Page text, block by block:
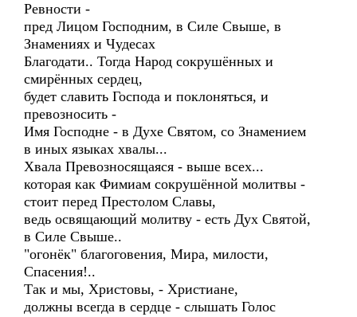
Ревности -
пред Лицом Господним, в Силе Свыше, в
Знамениях и Чудесах
Благодати.. Тогда Народ сокрушённых и
смирённых сердец,
будет славить Господа и поклоняться, и
превозносить -
Имя Господне - в Духе Святом, со Знамением
в иных языках хвалы...
Хвала Превозносящаяся - выше всех...
которая как Фимиам сокрушённой молитвы -
стоит перед Престолом Славы,
ведь освящающий молитву - есть Дух Святой,
в Силе Свыше..
"огонёк" благоговения, Мира, милости,
Спасения!..
Так и мы, Христовы, - Христиане,
должны всегда в сердце - слышать Голос